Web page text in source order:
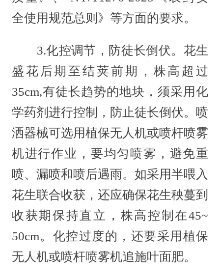
全使用规范总则》等方面的要求。
3.化控调节，防徒长倒伏。花生
盛花后期至结荚前期，株高超过
35cm,有徒长趋势的地块，须采用化
学药剂进行控制，防止徒长倒伏。喷
洒器械可选用植保无人机或喷杆喷雾
机进行作业，要均匀喷雾，避免重
喷、漏喷和喷后遇雨。如采用半喂入
花生联合收获，还应确保花生秧蔓到
收获期保持直立，株高控制在45~
50cm。化控过度的，还要采用植保
无人机或喷杆喷雾机追施叶面肥。